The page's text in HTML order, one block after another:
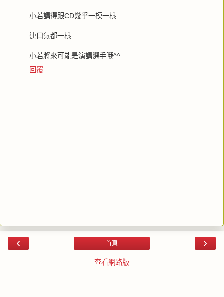
小若講得跟CD幾乎一模一樣
連口氣都一樣
小若將來可能是演講選手哦^^
回覆
‹ ›
首頁
查看網路版